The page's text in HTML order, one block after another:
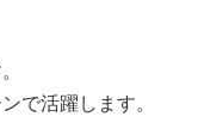
で活躍します。